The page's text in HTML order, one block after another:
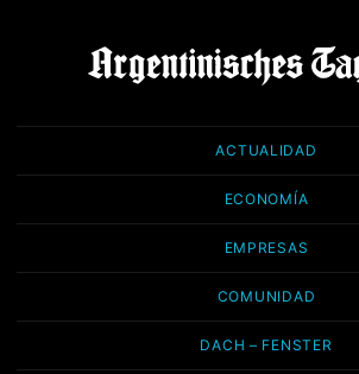
ACTUALIDAD
ECONOMÍA
EMPRESAS
COMUNIDAD
DACH – FENSTER